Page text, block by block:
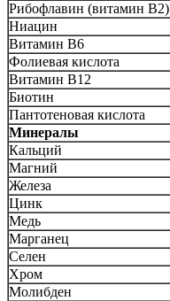
Рибофлавин (витамин В2)
Ниацин
Витамин В6
Фолиевая кислота
Витамин В12
Биотин
Пантотеновая кислота
Минералы
Кальций
Магний
Железа
Цинк
Медь
Марганец
Селен
Хром
Молибден